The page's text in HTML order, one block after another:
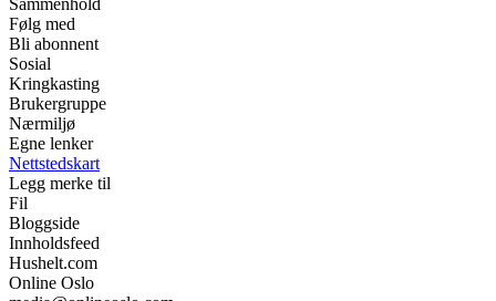
Sammenhold
Følg med
Bli abonnent
Sosial
Kringkasting
Brukergruppe
Nærmiljø
Egne lenker
Nettstedskart
Legg merke til
Fil
Bloggside
Innholdsfeed
Hushelt.com
Online Oslo